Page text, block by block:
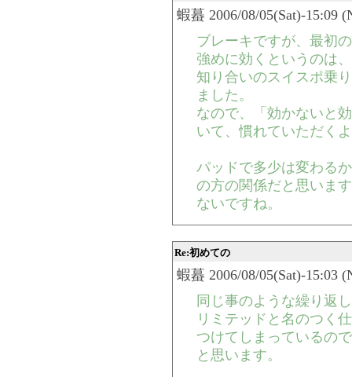
蝦蟇 2006/08/05(Sat)-15:09
ブレーキですが、最初
強めに効くというのは
知り合いのスイスポ乗
ました。
なので、「効かないと
いて、慣れていただく
パッドで多少は変わる
の方の関係だと思いま
ないですね。
Re:初めての
蝦蟇 2006/08/05(Sat)-15:03
同じ事のような繰り返
リミテッドと名のつく
つけてしまっているの
と思います。